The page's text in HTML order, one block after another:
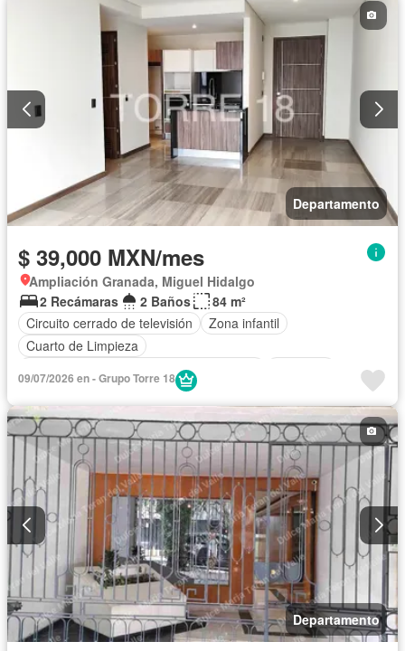
Departamento
$ 39,000 MXN/mes
Ampliación Granada, Miguel Hidalgo
2 Recámaras
2 Baños
84 m²
Circuito cerrado de televisión
Zona infantil
Cuarto de Limpieza
Acceso para personas con discapacidad
Elevador Alberca
09/07/2026 en - Grupo Torre 18
Departamento